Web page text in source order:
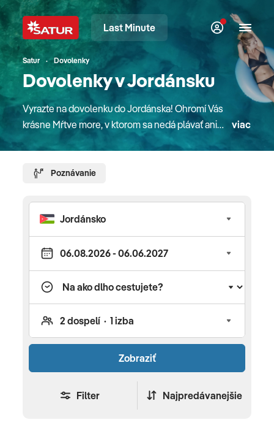
Last Minute
Satur Dovolenky
Dovolenky v Jordánsku
Vyrazte na dovolenku do Jordánska! Ohromí Vás
krásne Mŕtve more, v ktorom sa nedá plávať ani
ponárať. Jordánsko je krajinou, ktorá skrýva
Navštívime jedny z najväčších a najzachovalejších
Zastavíme sa aj v „meste mozaík“, v
archeologickom nálezisku alebo zažijeme
dobrodružtvo na jeepoch po najväčšiej púšti
Jordánska? Pre detailné informácie o destinácii,
počasí, dôležitých kontaktoch a iných
zaujímavostiach si prečítajte nášho turistického
viac
Poznávanie
Zobraziť
Filter Najpredávanejšie